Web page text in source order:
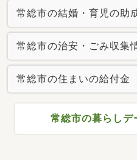
常総市の結婚・育児の助
常総市の治安・ごみ収集
常総市の住まいの給付金
常総市の暮らしデ